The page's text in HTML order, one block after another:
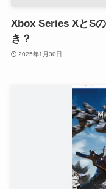
Xbox Series XとS
き？
2025年1月30日